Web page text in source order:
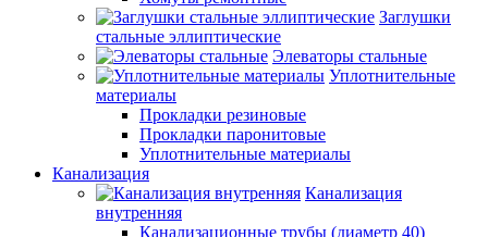
Заглушки
стальные эллиптические
Элеваторы стальные
Уплотнительные
материалы
Прокладки резиновые
Прокладки паронитовые
Уплотнительные материалы
Канализация
Канализация
внутренняя
Канализационные трубы (диаметр 40)